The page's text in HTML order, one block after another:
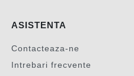
ASISTENTA
Contacteaza-ne
Intrebari frecvente